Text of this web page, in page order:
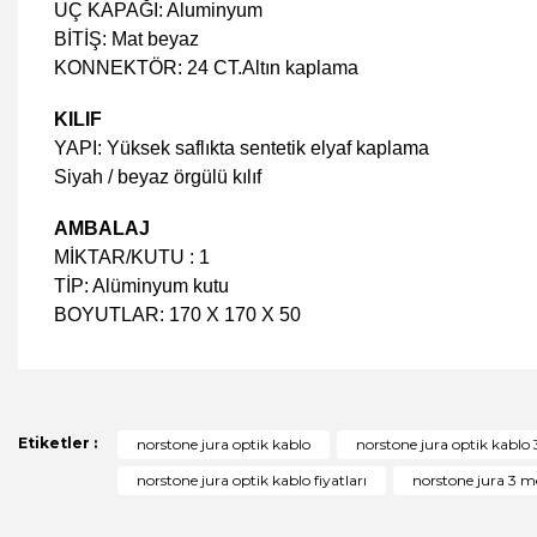
UÇ KAPAĞI: Aluminyum
BİTİŞ: Mat beyaz
KONNEKTÖR: 24 CT.Altın kaplama
KILIF
YAPI: Yüksek saflıkta sentetik elyaf kaplama
Siyah / beyaz örgülü kılıf
AMBALAJ
MİKTAR/KUTU : 1
TİP: Alüminyum kutu
BOYUTLAR: 170 X 170 X 50
Ürün bilgilerinde hatalar bulunuyor.
Etiketler : norstone jura optik kablo norstone jura optik kablo
norstone jura optik kablo fiyatları
norstone jura 3